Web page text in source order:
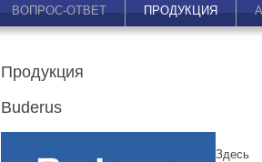
ВОПРОС-ОТВЕТ ПРОДУКЦИЯ
Продукция
Buderus